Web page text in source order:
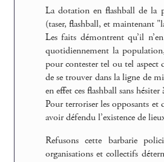
La dotation en flashball de la
(taser, flashball, et maintenant
Les faits démontrent qu’il
quotidiennement la
pour contester tel ou tel
de se trouver dans la ligne de
en effet ces flashball sans
Pour terroriser les opposants
avoir défendu l’existence de
Refusons cette barbarie
organisations et collectifs